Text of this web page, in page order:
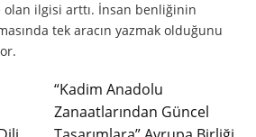
olan ilgisi arttı. İnsan benliğinin
tek aracın yazmak olduğunu
“Kadim Anadolu
Zanaatlarından Güncel